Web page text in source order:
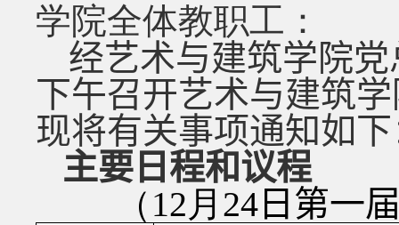
学院全体教职工：
经艺术与建筑学院
下午召开艺术与建筑
现将有关事项通知如
主要日程和议程
（ 12月 24 日第一